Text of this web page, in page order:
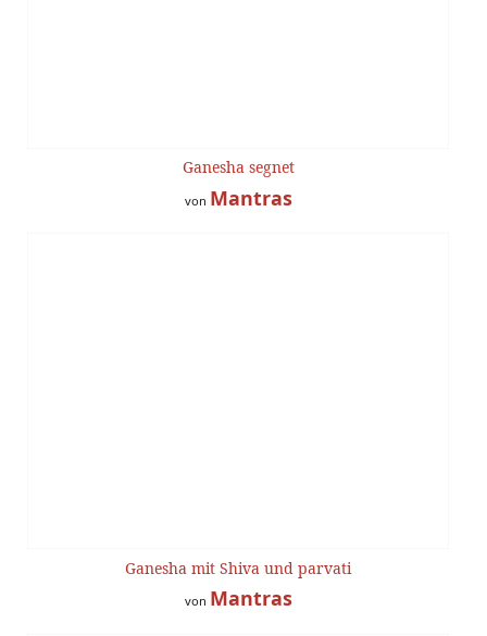
Ganesha segnet
von Mantras
Ganesha mit Shiva und parvati
von Mantras